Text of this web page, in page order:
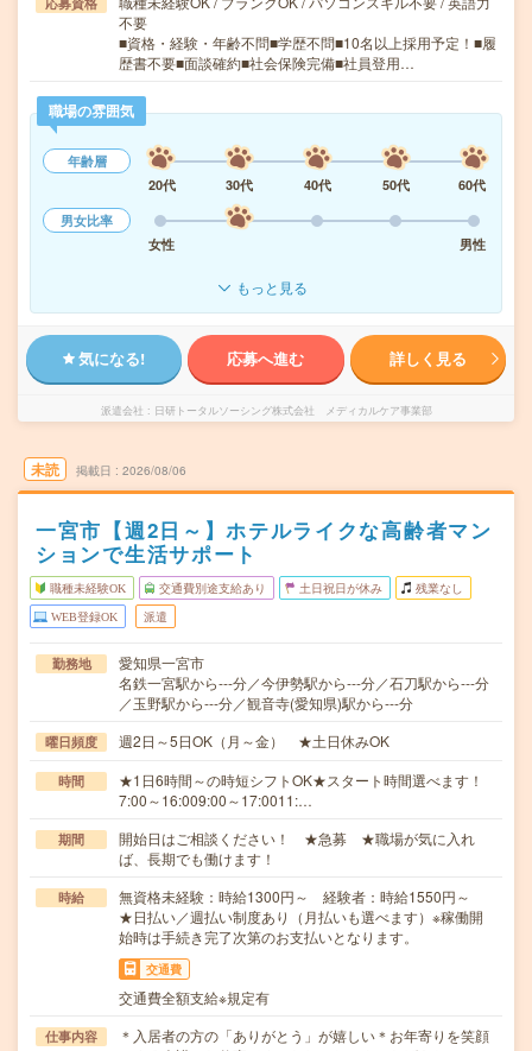
不要
■資格・経験・年齢不問■学歴不問■10名以上採用予定！■履
歴書不要■面談確約■社会保険完備■社員登用…
職場の雰囲気
年齢層
20代
30代 40代 50代
60代
男女比率
女性
男性
もっと見る
気になる! 応募へ進む 詳しく見る
派遣会社 日研トータルソーシング株式会社 メディカルケア事業部
未読 掲載日 2026/08/06
一宮市【週2日～】ホテルライクな高齢者マン
ションで生活サポート
職種未経験OK 交通費別途支給あり 土日祝日が休み 残業なし
WEB登録OK 派遣
勤務地
愛知県一宮市
名鉄一宮駅から---分／今伊勢駅から---分／石刀駅から---分
／玉野駅から---分／観音寺(愛知県)駅から---分
曜日頻度 週2日～5日OK（月～金） ★土日休みOK
時間
★1日6時間～の時短シフトOK★スタート時間選べます！
7:00～16:009:00～17:0011:…
期間
開始日はご相談ください！ ★急募 ★職場が気に入れ
ば、長期でも働けます！
時給
無資格未経験：時給1300円～ 経験者：時給1550円～
★日払い／週払い制度あり（月払いも選べます）※稼働開
始時は手続き完了次第のお支払いとなります。
交通費
交通費全額支給※規定有
仕事内容
＊入居者の方の「ありがとう」が嬉しい＊お年寄りを笑顔